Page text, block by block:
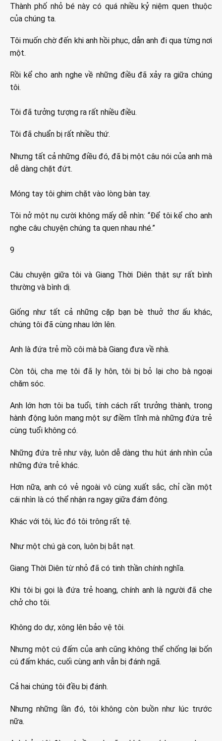
Thành phố nhỏ bé này có quá nhiều kỷ niệm quen thuộc
của chúng ta.
Tôi muốn chờ đến khi anh hồi phục, dẫn anh đi qua từng nơi
một.
Rồi kể cho anh nghe về những điều đã xảy ra giữa chúng
tôi.
Tôi đã tưởng tượng ra rất nhiều điều.
Tôi đã chuẩn bị rất nhiều thứ.
Nhưng tất cả những điều đó, đã bị một câu nói của anh mà
dễ dàng chặt đứt.
Móng tay tôi ghim chặt vào lòng bàn tay.
Tôi nở một nụ cười không mấy dễ nhìn: “Để tôi kể cho anh
nghe câu chuyện chúng ta quen nhau nhé.”
9
Câu chuyện giữa tôi và Giang Thời Diên thật sự rất bình
thường và bình dị.
Giống như tất cả những cặp bạn bè thuở thơ ấu khác,
chúng tôi đã cùng nhau lớn lên.
Anh là đứa trẻ mồ côi mà bà Giang đưa về nhà.
Còn tôi, cha mẹ tôi đã ly hôn, tôi bị bỏ lại cho bà ngoại
chăm sóc.
Anh lớn hơn tôi ba tuổi, tính cách rất trưởng thành, trong
hành động luôn mang một sự điềm tĩnh mà những đứa trẻ
cùng tuổi không có.
Những đứa trẻ như vậy, luôn dễ dàng thu hút ánh nhìn của
những đứa trẻ khác.
Hơn nữa, anh có vẻ ngoài vô cùng xuất sắc, chỉ cần một
cái nhìn là có thể nhận ra ngay giữa đám đông.
Khác với tôi, lúc đó tôi trông rất tệ.
Như một chú gà con, luôn bị bắt nạt.
Giang Thời Diên từ nhỏ đã có tinh thần chính nghĩa.
Khi tôi bị gọi là đứa trẻ hoang, chính anh là người đã che
chở cho tôi.
Không do dự, xông lên bảo vệ tôi.
Nhưng một cú đấm của anh cũng không thể chống lại bốn
cú đấm khác, cuối cùng anh vẫn bị đánh ngã.
Cả hai chúng tôi đều bị đánh.
Nhưng những lần đó, tôi không còn buồn như lúc trước
nữa.